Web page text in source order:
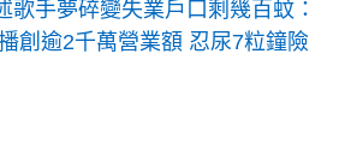
歌手夢碎變失業戶口剩幾百蚊：
創逾2千萬營業額 忍尿7粒鐘險